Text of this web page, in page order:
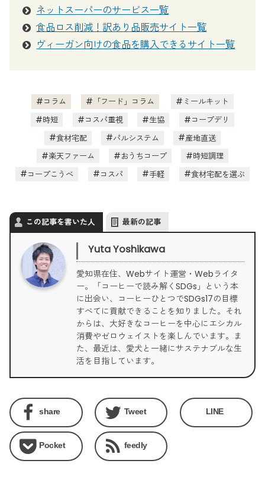
ネットスーパーのサービス一覧
食品ロス削減！訳あり品販売サイト一覧
ヴィーガン向けの食品を購入できるサイト一覧
コラム 「フード」コラム
ミールキット
時短
コスパ重視 生協
コープデリ
食材宅配
パルシステム
産地直送
楽天ファーム
おうちコープ
時短調理
コープこうべ
コスパ 手軽 食材宅配を選ぶ
この記事を書いた人 最新の記事
Yuta Yoshikawa
愛知県在住、Webサイト運営・Webライタ
ー。「コーヒーで読み解くSDGs」という本
に出会い、コーヒーひとつでSDGs17の目標
すべてに貢献できることを知りました。それ
からは、大好きなコーヒーを中心にエシカル
消費やゼロウェイストを楽しんでいます。ま
た、最近は、愛犬と一緒にサステナブルな生
活を目指しています。
share Tweet LINE
Pocket feedly